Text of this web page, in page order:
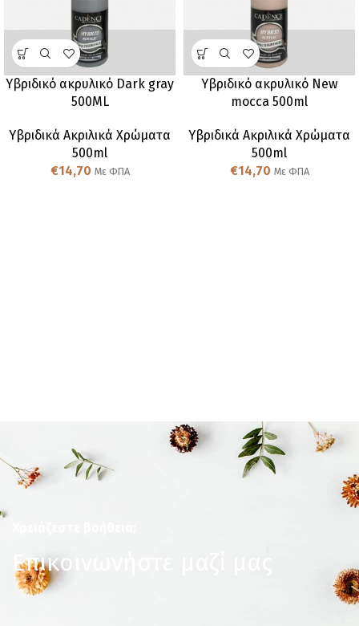
Υβριδικό ακρυλικό Dark gray
500ML
Υβριδικά Ακριλικά Χρώματα
500ml
€14,70 Με ΦΠΑ
Υβριδικό ακρυλικό New
mocca 500ml
Υβριδικά Ακριλικά Χρώματα
500ml
€14,70 Με ΦΠΑ
Επικοινωνήστε μαζί μας